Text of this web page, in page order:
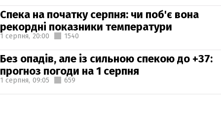
Спека на початку серпня: чи поб'є вона
рекордні показники температури
1 серпня, 20:00 1540
Без опадів, але із сильною спекою до +37:
прогноз погоди на 1 серпня
1 серпня, 09:05 659